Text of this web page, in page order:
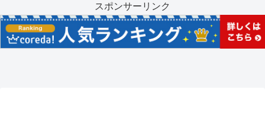
スポンサーリンク